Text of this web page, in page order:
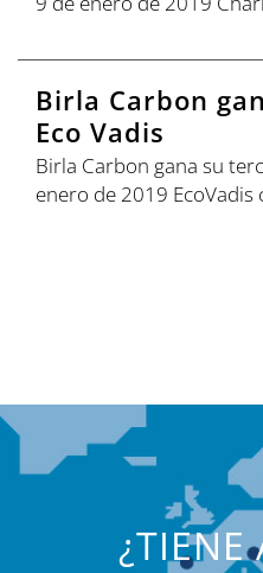
Birla Carbon
Eco Vadis
Birla Carbon gana su
enero de 2019 EcoVadis
¿TIENE